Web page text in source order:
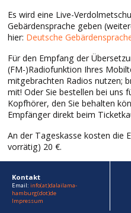
Es wird eine Live-
Gebärdensprache geben
hier: Deutsche
Für den Empfang der
(FM-)Radiofunktion Ihres
mitgebrachten Radios nutzen;
mit! Oder Sie bestellen bei uns
Kopfhörer, den Sie behalten
Empfänger direkt beim
An der Tageskasse kosten die
vorrätig) 20 €.
Kontakt
Email: info(at)dalailama-
hamburg(dot)de
Impressum